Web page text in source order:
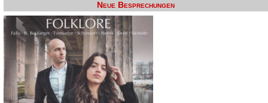
Neue Besprechungen